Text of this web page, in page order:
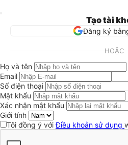
Tạo tài
Đăng ký
HOẶC
Họ và tên
Email
Số điện thoại
Mật khẩu
Xác nhận mật khẩu
Giới tính
Tôi đồng ý vớiĐiều khoản sử dụng